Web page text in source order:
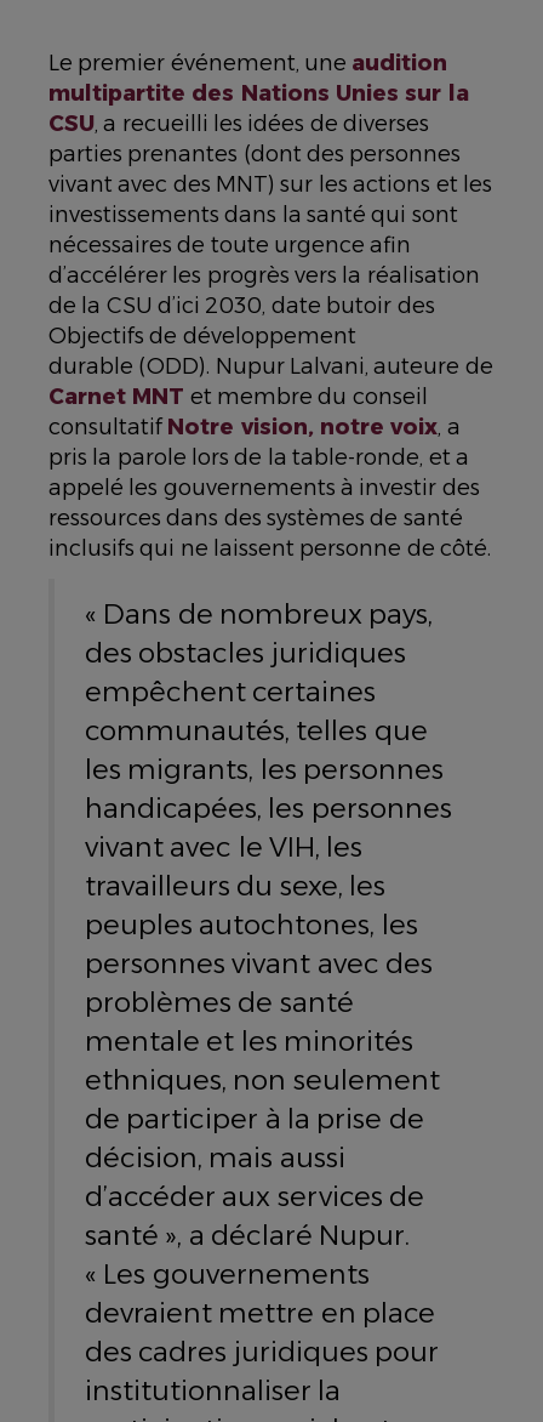
Le premier événement, une audition
multipartite des Nations Unies sur la
CSU, a recueilli les idées de diverses
parties prenantes (dont des personnes
vivant avec des MNT) sur les actions et les
investissements dans la santé qui sont
nécessaires de toute urgence afin
d’accélérer les progrès vers la réalisation
de la CSU d’ici 2030, date butoir des
Objectifs de développement
durable (ODD). Nupur Lalvani, auteure de
Carnet MNT et membre du conseil
consultatif Notre vision, notre voix, a
pris la parole lors de la table-ronde, et a
appelé les gouvernements à investir des
ressources dans des systèmes de santé
inclusifs qui ne laissent personne de côté.
« Dans de nombreux pays,
des obstacles juridiques
empêchent certaines
communautés, telles que
les migrants, les personnes
handicapées, les personnes
vivant avec le VIH, les
travailleurs du sexe, les
peuples autochtones, les
personnes vivant avec des
problèmes de santé
mentale et les minorités
ethniques, non seulement
de participer à la prise de
décision, mais aussi
d’accéder aux services de
santé », a déclaré Nupur.
« Les gouvernements
devraient mettre en place
des cadres juridiques pour
institutionnaliser la